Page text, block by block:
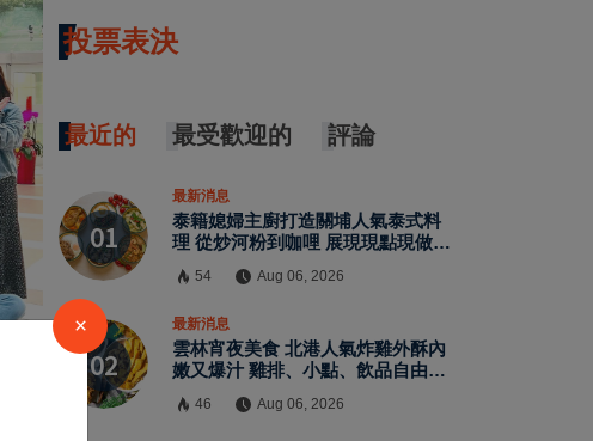
投票表決
最近的 最受歡迎的 評論
最新消息
泰籍媳婦主廚打造關埔人氣泰式料
理 從炒河粉到咖哩 展現現點現做南
54 Aug 06, 2026
最新消息
雲林宵夜美食 北港人氣炸雞外酥內
嫩又爆汁 雞排、小點、飲品自由搭
46 Aug 06, 2026
×